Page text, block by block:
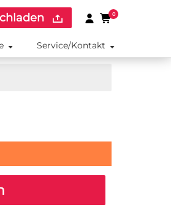
0
Service/Kontakt